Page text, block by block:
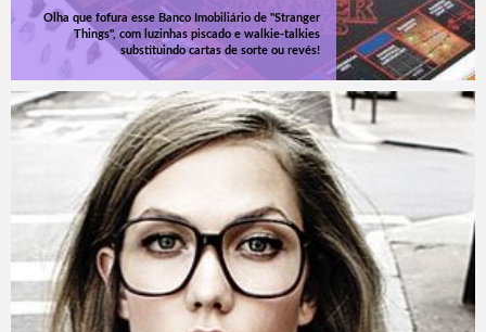
Olha que fofura esse Banco Imobiliário de "Stranger
Things", com luzinhas piscado e walkie-talkies
substituindo cartas de sorte ou revés!